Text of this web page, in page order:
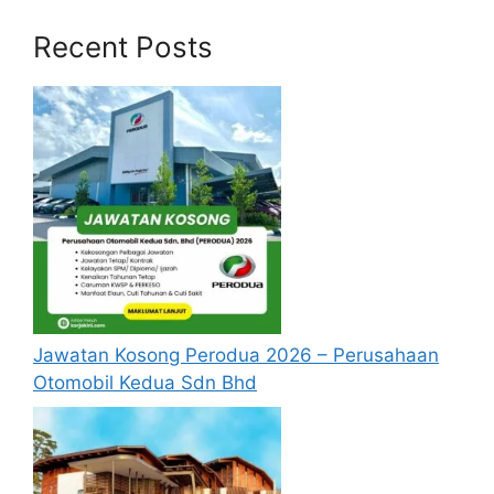
Recent Posts
Jawatan Kosong Perodua 2026 – Perusahaan
Otomobil Kedua Sdn Bhd